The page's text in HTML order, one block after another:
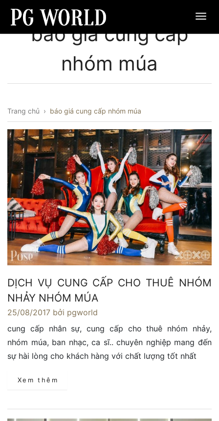
báo giá cung cấp
nhóm múa
Trang chủ › báo giá cung cấp nhóm múa
DỊCH VỤ CUNG CẤP CHO THUÊ NHÓM
NHẢY NHÓM MÚA
25/08/2017 bởi pgworld
cung cấp nhân sự, cung cấp cho thuê nhóm nhảy,
nhóm múa, ban nhạc, ca sĩ.. chuyên nghiệp mang đến
sự hài lòng cho khách hàng với chất lượng tốt nhất
Xem thêm